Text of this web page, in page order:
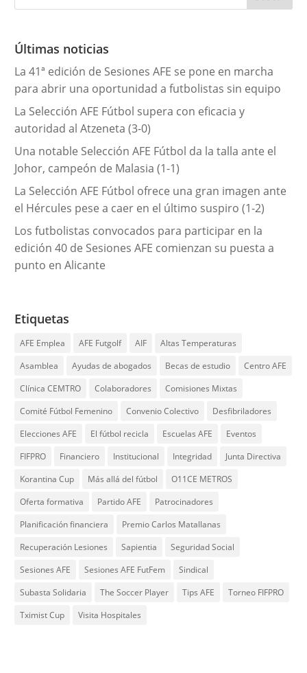
g
r
a
s
Últimas noticias
La 41ª edición de Sesiones AFE se pone en marcha
para abrir una oportunidad a futbolistas sin equipo
La Selección AFE Fútbol supera con eficacia y
autoridad al Atzeneta (3-0)
Una notable Selección AFE Fútbol da la talla ante el
Johor, campeón de Malasia (1-1)
La Selección AFE Fútbol ofrece una gran imagen ante
el Hércules pese a caer en el último suspiro (1-2)
Los futbolistas convocados para participar en la
edición 40 de Sesiones AFE comienzan su puesta a
punto en Alicante
Etiquetas
AFE Emplea AFE Futgolf AIF
Altas Temperaturas
Asamblea
Ayudas de abogados Becas de estudio
Centro AFE
Clínica CEMTRO
Colaboradores
Comisiones Mixtas
Comité Fútbol Femenino
Convenio Colectivo
Desfibriladores
Elecciones AFE
El fútbol recicla Escuelas AFE
Eventos
FIFPRO
Financiero Institucional Integridad
Junta Directiva
Korantina Cup
Más allá del fútbol
O11CE METROS
Oferta formativa
Partido AFE
Patrocinadores
Planificación financiera
Premio Carlos Matallanas
Recuperación Lesiones
Sapientia
Seguridad Social
Sesiones AFE
Sesiones AFE FutFem
Sindical
Subasta Solidaria
The Soccer Player Tips AFE
Torneo FIFPRO
Tximist Cup
Visita Hospitales